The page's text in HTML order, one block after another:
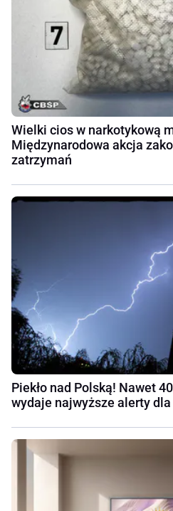
Wielki cios w narkotykową
Międzynarodowa akcja
zatrzymań
Piekło nad Polską! Nawet
wydaje najwyższe alerty